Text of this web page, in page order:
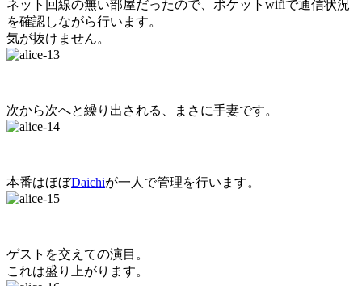
ネット回線の無い部屋だったので、ポケットwifiで通信状況
を確認しながら行います。
気が抜けません。
次から次へと繰り出される、まさに手妻です。
本番はほぼDaichiが一人で管理を行います。
ゲストを交えての演目。
これは盛り上がります。